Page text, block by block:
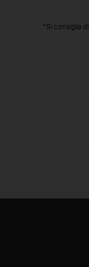
*Si consiglia